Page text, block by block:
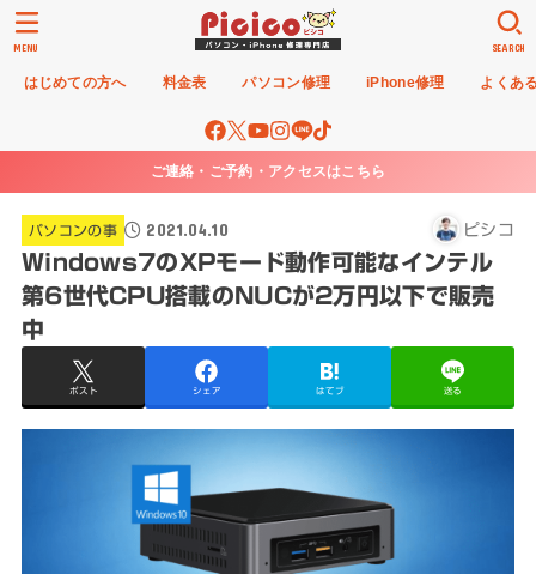
はじめての方へ 料金表 パソコン修理 iPhone修理 よくあ
SEARCH
MENU
ご連絡・ご予約・アクセスはこちら
パソコンの事 2021.04.10 ピシコ
Windows7のXPモード動作可能なインテル
第6世代CPU搭載のNUCが2万円以下で販売
中
ポスト シェア はてブ 送る